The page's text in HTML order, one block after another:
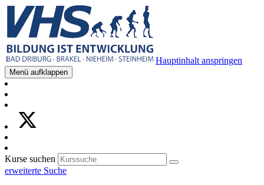
Hauptinhalt anspringen
Menü aufklappen
Kurse suchen
erweiterte Suche